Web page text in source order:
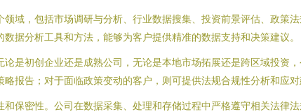
域，包括市场调研与分析、行业数据搜集、投资前景评估、政策
据分析工具和方法，能够为客户提供精准的数据支持和决策建议。
是初创企业还是成熟公司，无论是本地市场拓展还是跨区域投资
报告；对于面临政策变动的客户，则可提供法规合规性分析和应对
保密性。公司在数据采集、处理和存储过程中严格遵守相关法律